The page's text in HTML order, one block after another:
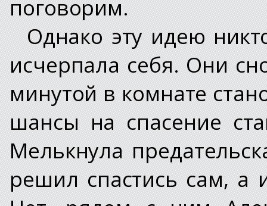
поговорим.
Однако эту идею
исчерпала себя. Они
минутой в комнате
шансы на спасение
Мелькнула
решил спастись сам, а